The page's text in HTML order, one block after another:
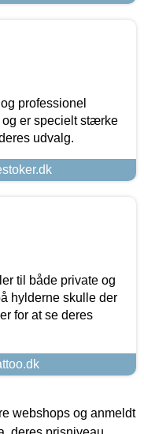
professionel
og er specielt stærke
udvalg.
til både private og
hylderne skulle der
for at se deres
webshops og anmeldt